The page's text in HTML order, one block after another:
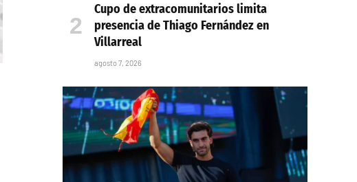
Cupo de extracomunitarios limita
presencia de Thiago Fernández en
Villarreal
agosto 7, 2026